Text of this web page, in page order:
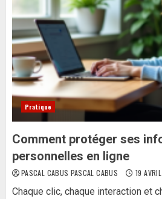
Pratique
Comment protéger ses
personnelles en ligne
PASCAL CABUS PASCAL CABUS 19
Chaque clic, chaque interaction et